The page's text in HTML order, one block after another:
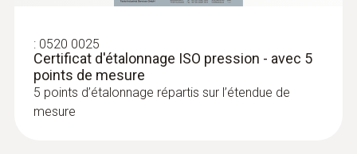
: 0520 0025
Certificat d'étalonnage ISO pression - avec 5
points de mesure
5 points d’étalonnage répartis sur l’étendue de
mesure